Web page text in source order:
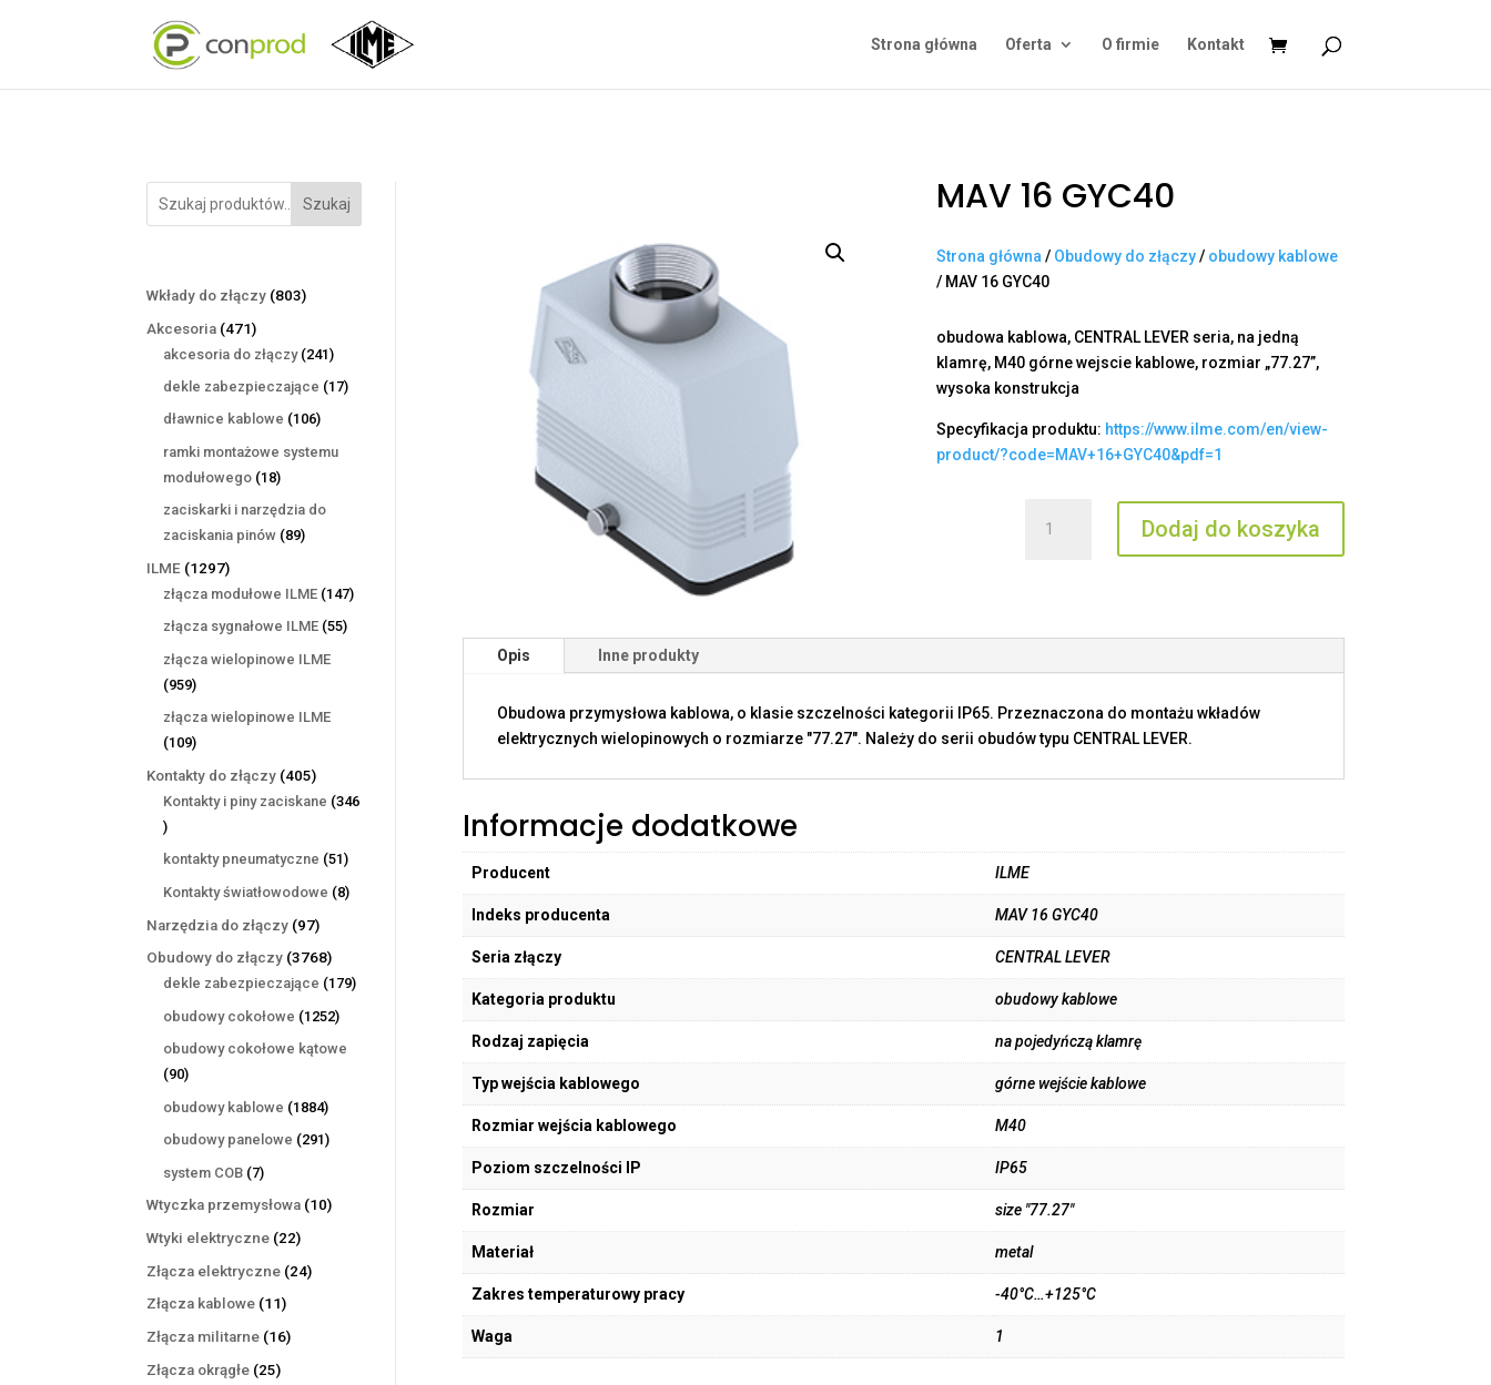
Strona główna Oferta O firmie Kontakt
Szukaj
Wkłady do złączy 803803
Akcesoria 471471
produktów
akcesoria do złączy 241241
produktów
dekle zabezpieczające 1717
dławnice kablowe 106106
ramki montażowe systemu
modułowego 1818
produktów
zaciskarki i narzędzia do
zaciskania pinów 8989
ILME 12971297
produktów
złącza modułowe ILME 147147
złącza sygnałowe ILME 5555
złącza wielopinowe ILME
959959
produktów
złącza wielopinowe ILME
109109
produktów
Kontakty do złączy 405405
produktów
Kontakty i piny zaciskane 346
346
produktów
kontakty pneumatyczne 5151
produktów
Kontakty światłowodowe 88
Narzędzia do złączy 9797
produktów
Obudowy do złączy 37683768
produktów
dekle zabezpieczające 179179
obudowy cokołowe 12521252
obudowy cokołowe kątowe
9090
produktów
obudowy kablowe 18841884
produkty
obudowy panelowe 291291
system COB 77
produktów
Wtyczka przemysłowa 1010
Wtyki elektryczne 2222
produkty
Złącza elektryczne 2424
Złącza kablowe 1111
produktów
Złącza militarne 1616
Złącza okrągłe 2525
MAV 16 GYC40
Strona główna / Obudowy do złączy/ obudowy kablowe
/ MAV 16 GYC40
obudowa kablowa, CENTRAL LEVER seria, na jedną
klamrę, M40 górne wejscie kablowe, rozmiar „77.27”,
wysoka konstrukcja
Specyfikacja produktu: https://www.ilme.com/en/view-
product/?code=MAV+16+GYC40&pdf=1
MAV
Dodaj do koszyka
Opis Inne produkty
Obudowa przymysłowa kablowa, o klasie szczelności kategorii IP65. Przeznaczona do montażu wkładów
elektrycznych wielopinowych o rozmiarze "77.27". Należy do serii obudów typu CENTRAL LEVER.
Informacje dodatkowe
Producent ILME
Indeks producenta MAV 16 GYC40
Seria złączy CENTRAL LEVER
Kategoria produktu obudowy kablowe
Rodzaj zapięcia na pojedyńczą klamrę
Typ wejścia kablowego górne wejście kablowe
Rozmiar wejścia kablowego M40
Poziom szczelności IP IP65
Rozmiar size "77.27"
Materiał metal
Zakres temperaturowy pracy -40°C…+125°C
Waga 1